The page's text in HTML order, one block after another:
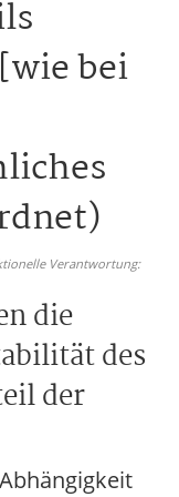
bei
Verantwortung:
die
des
der